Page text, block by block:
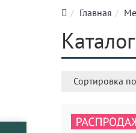
Главная
Сортировка по